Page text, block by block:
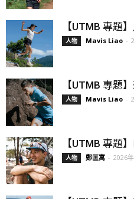
【UTMB 專題
人物 Mavis Liao -
【UTMB 專題
人物 Mavis Liao -
【UTMB 專題
人物 鄭匡寓 - 2026